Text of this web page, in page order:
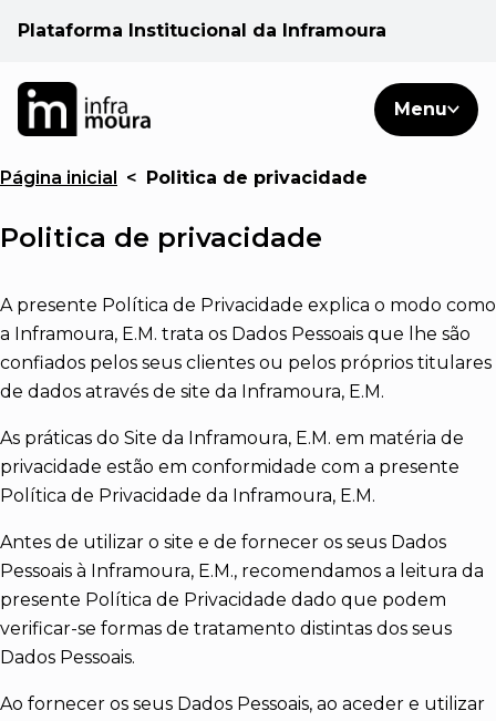
Plataforma Institucional da Inframoura
Menu
Pesquisar
Áreas de atuação
Cliente
Consulte
Notícias
PT
Página inicial < Politica de privacidade
Politica de privacidade
A presente Política de Privacidade explica o modo como
a Inframoura, E.M. trata os Dados Pessoais que lhe são
confiados pelos seus clientes ou pelos próprios titulares
de dados através de site da Inframoura, E.M.
As práticas do Site da Inframoura, E.M. em matéria de
privacidade estão em conformidade com a presente
Política de Privacidade da Inframoura, E.M.
Antes de utilizar o site e de fornecer os seus Dados
Pessoais à Inframoura, E.M., recomendamos a leitura da
presente Política de Privacidade dado que podem
verificar-se formas de tratamento distintas dos seus
Dados Pessoais.
Ao fornecer os seus Dados Pessoais, ao aceder e utilizar